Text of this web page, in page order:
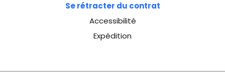
Se rétracter du contrat
Accessibilité
Expédition